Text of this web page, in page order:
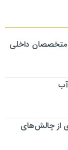
متخصصان داخلی
آب
از چالش‌های